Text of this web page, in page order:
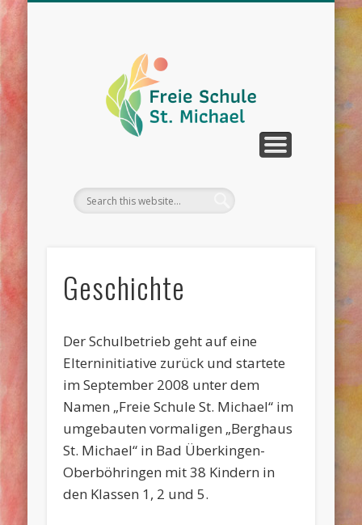
Geschichte
Der Schulbetrieb geht auf eine
Elterninitiative zurück und startete
im September 2008 unter dem
Namen „Freie Schule St. Michael“ im
umgebauten vormaligen „Berghaus
St. Michael“ in Bad Überkingen-
Oberböhringen mit 38 Kindern in
den Klassen 1, 2 und 5.